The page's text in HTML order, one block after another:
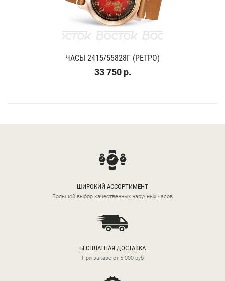
ЧАСЫ 2415/55828Г (РЕТРО)
33 750 р.
ШИРОКИЙ АССОРТИМЕНТ
Большой выбор качественных наручных часов
БЕСПЛАТНАЯ ДОСТАВКА
При заказе от 5 000 руб